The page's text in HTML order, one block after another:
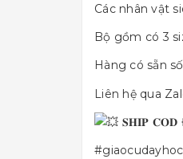
Các nhân vật
Bộ gồm có 3
Hàng có sẵn
Liên hệ qua
𝐒𝐇𝐈𝐏 𝐂𝐎𝐃
#giaocudayhoc